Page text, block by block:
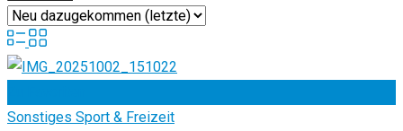
Sonstiges Sport & Freizeit